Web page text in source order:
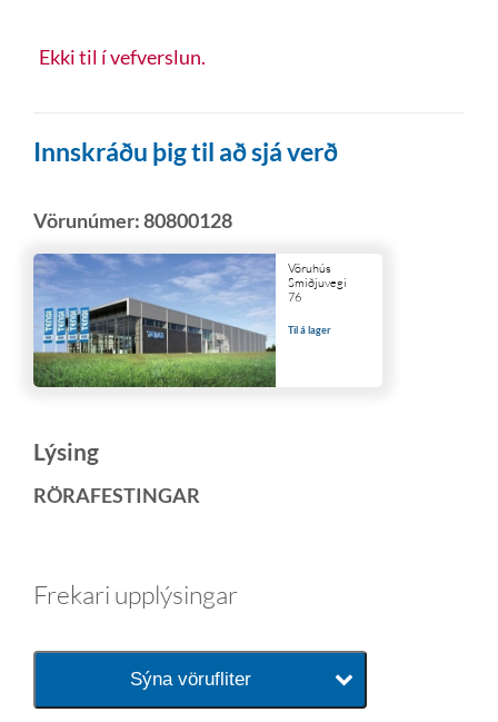
Ekki til í vefverslun.
Innskráðu þig til að sjá verð
Vörunúmer:80800128
Vöruhús
Smiðjuvegi
76
Til á lager
Lýsing
RÖRAFESTINGAR
Frekari upplýsingar
Sýna vörufliter